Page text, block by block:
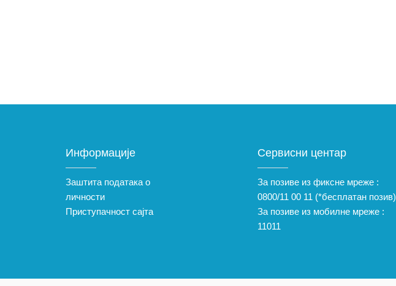
Информације
Заштита података о
личности
Приступачност сајта
Сервисни центар
За позиве из фиксне мреже :
0800/11 00 11 (*бесплатан позив)
За позиве из мобилне мреже :
11011